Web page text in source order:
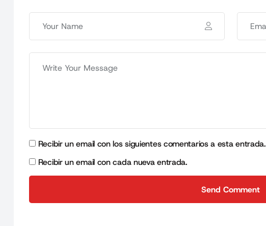
Recibir un email con los siguientes comentarios a esta entrada.
Recibir un email con cada nueva entrada.
Send Comment